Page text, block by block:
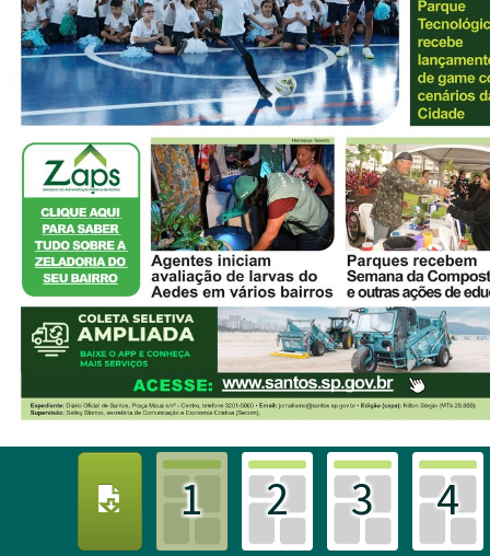
1 2 3 4